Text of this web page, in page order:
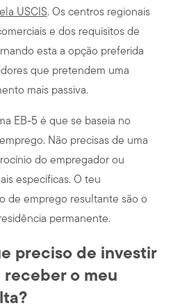
USCIS. Os centros regionais
e dos requisitos de
esta a opção preferida
que pretendem uma
mais passiva.
EB-5 é que se baseia no
Não precisas de uma
do empregador ou
específicas. O teu
de emprego resultante são o
permanente.
preciso de investir
receber o meu